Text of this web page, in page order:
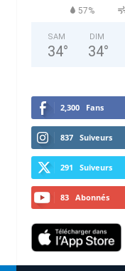
57%
SAM
34°
DIM
34°
2,300 Fans
837 Suiveurs
291 Suiveurs
83 Abonnés